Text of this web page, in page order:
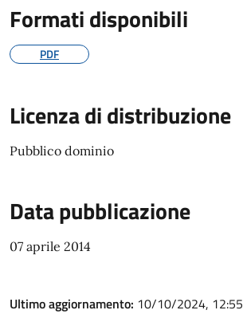
Formati disponibili
PDF
Licenza di distribuzione
Pubblico dominio
Data pubblicazione
07 aprile 2014
Ultimo aggiornamento: 10/10/2024, 12:55